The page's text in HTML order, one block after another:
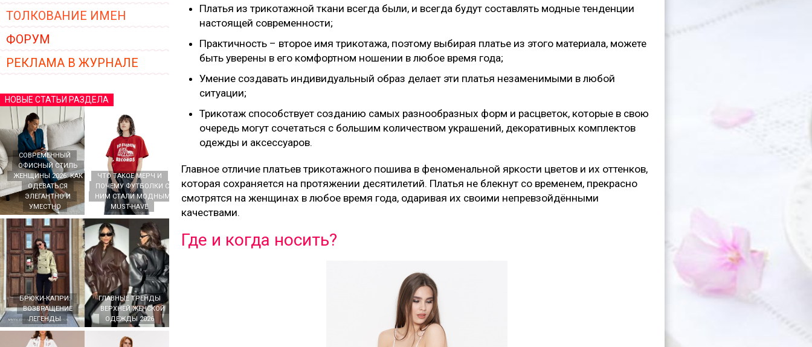
ТОЛКОВАНИЕ ИМЕН
ФОРУМ
РЕКЛАМА В ЖУРНАЛЕ
НОВЫЕ СТАТЬИ РАЗДЕЛА
СОВРЕМЕННЫЙ
ОФИСНЫЙ СТИЛЬ
ЖЕНЩИНЫ 2026: КАК
ОДЕВАТЬСЯ
ЭЛЕГАНТНО И
УМЕСТНО
ЧТО ТАКОЕ МЕРЧ И
ПОЧЕМУ ФУТБОЛКИ С
НИМ СТАЛИ МОДНЫМ
MUST-HAVE
БРЮКИ-КАПРИ:
ВОЗВРАЩЕНИЕ
ЛЕГЕНДЫ
ГЛАВНЫЕ ТРЕНДЫ
ВЕРХНЕЙ ЖЕНСКОЙ
ОДЕЖДЫ 2026
Платья из трикотажной ткани всегда были, и всегда будут составлять модные тенденции
настоящей современности;
Практичность – второе имя трикотажа, поэтому выбирая платье из этого материала, можете
быть уверены в его комфортном ношении в любое время года;
Умение создавать индивидуальный образ делает эти платья незаменимыми в любой
ситуации;
Трикотаж способствует созданию самых разнообразных форм и расцветок, которые в свою
очередь могут сочетаться с большим количеством украшений, декоративных комплектов
одежды и аксессуаров.
Главное отличие платьев трикотажного пошива в феноменальной яркости цветов и их оттенков,
которая сохраняется на протяжении десятилетий. Платья не блекнут со временем, прекрасно
смотрятся на женщинах в любое время года, одаривая их своими непревзойдёнными
качествами.
Где и когда носить?